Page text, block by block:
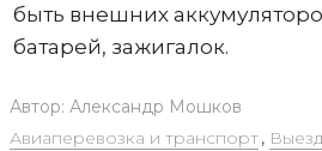
быть внешних
батарей, зажигалок.
Автор: Александр Мошков
Авиаперевозка и транспорт,